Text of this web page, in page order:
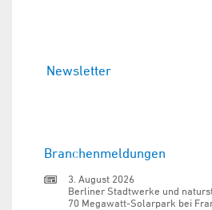
Newsletter
Branchenmeldungen
3. August 2026
Berliner Stadtwerke und
70 Megawatt-Solarpark bei